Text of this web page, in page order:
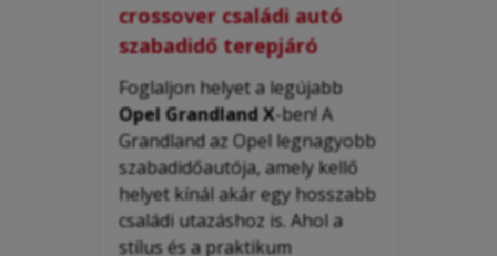
crossover családi autó
szabadidő terepjáró
Foglaljon helyet a legújabb
Opel Grandland X-ben! A
Grandland az Opel legnagyobb
szabadidőautója, amely kellő
helyet kínál akár egy hosszabb
családi utazáshoz is. Ahol a
stílus és a praktikum